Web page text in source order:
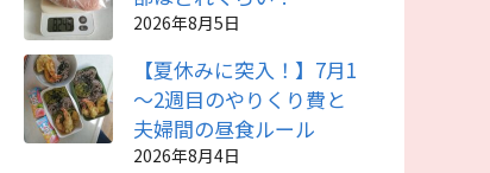
2026年8月5日
【夏休みに突入！】7月1
～2週目のやりくり費と
夫婦間の昼食ルール
2026年8月4日